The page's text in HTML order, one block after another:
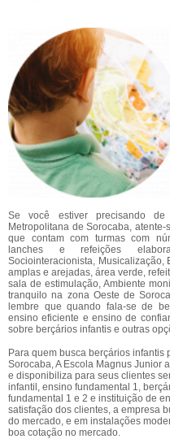
Se você estiver precisando de
Metropolitana de Sorocaba,
que contam com turmas com
lanches e refeições
Sociointeracionista, Musicalização,
amplas e arejadas, área verde,
sala de estimulação, Ambiente
tranquilo na zona Oeste de
lembre que quando fala-se de
ensino eficiente e ensino de
sobre berçários infantis e outras
Para quem busca berçários
Sorocaba, A Escola Magnus Junior
e disponibiliza para seus clientes
infantil, ensino fundamental 1,
fundamental 1 e 2 e instituição de
satisfação dos clientes, a empresa
do mercado, e em instalações
boa cotação no mercado.